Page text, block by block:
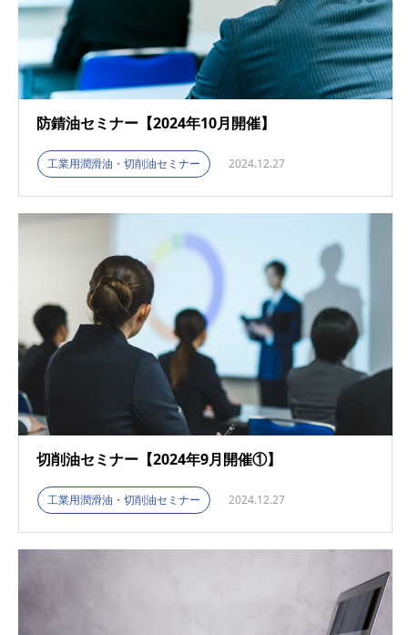
防錆油セミナー【2024年10月開催】
工業用潤滑油・切削油セミナー 2024.12.27
切削油セミナー【2024年9月開催①】
工業用潤滑油・切削油セミナー 2024.12.27